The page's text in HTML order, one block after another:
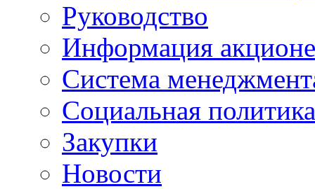
Руководство
Информация
Система
Социальная политика
Закупки
Новости